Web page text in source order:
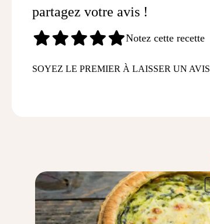
partagez votre avis !
Notez cette recette
SOYEZ LE PREMIER À LAISSER UN AVIS